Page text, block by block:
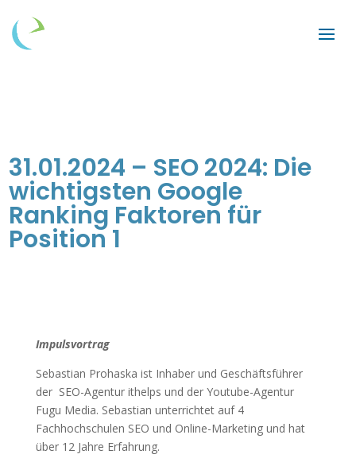
31.01.2024 – SEO 2024: Die
wichtigsten Google
Ranking Faktoren für
Position 1
Impulsvortrag
Sebastian Prohaska ist Inhaber und Geschäftsführer
der SEO-Agentur ithelps und der Youtube-Agentur
Fugu Media. Sebastian unterrichtet auf 4
Fachhochschulen SEO und Online-Marketing und hat
über 12 Jahre Erfahrung.